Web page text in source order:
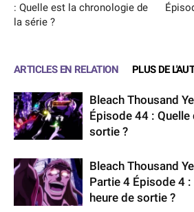
: Quelle est la chronologie de
la série ?
ARTICLES EN RELATION PLUS DE
Bleach Thousand
Épisode 44 :
sortie ?
Bleach Thousand
Partie 4 Épisode 4
heure de sortie ?